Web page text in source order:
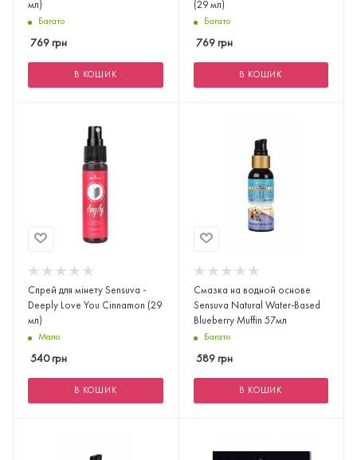
мл)
Багато
769 грн
В КОШИК
(29 мл)
Багато
769грн
В КОШИК
Спрей для мінету Sensuva -
Deeply Love You Cinnamon (29
мл)
Мало
540грн
В КОШИК
Смазка на водной основе
Sensuva Natural Water-Based
Blueberry Muffin 57мл
Багато
589грн
В КОШИК